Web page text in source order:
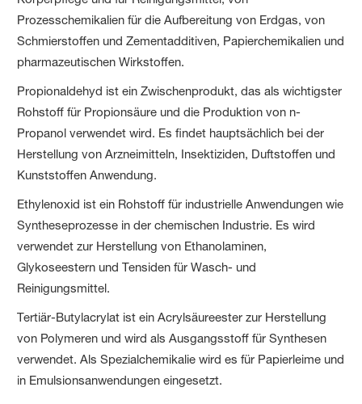
Prozesschemikalien für die Aufbereitung von Erdgas, von
Schmierstoffen und Zementadditiven, Papierchemikalien und
pharmazeutischen Wirkstoffen.
Propionaldehyd ist ein Zwischenprodukt, das als wichtigster
Rohstoff für Propionsäure und die Produktion von n-
Propanol verwendet wird. Es findet hauptsächlich bei der
Herstellung von Arzneimitteln, Insektiziden, Duftstoffen und
Kunststoffen Anwendung.
Ethylenoxid ist ein Rohstoff für industrielle Anwendungen wie
Syntheseprozesse in der chemischen Industrie. Es wird
verwendet zur Herstellung von Ethanolaminen,
Glykoseestern und Tensiden für Wasch- und
Reinigungsmittel.
Tertiär-Butylacrylat ist ein Acrylsäureester zur Herstellung
von Polymeren und wird als Ausgangsstoff für Synthesen
verwendet. Als Spezialchemikalie wird es für Papierleime und
in Emulsionsanwendungen eingesetzt.